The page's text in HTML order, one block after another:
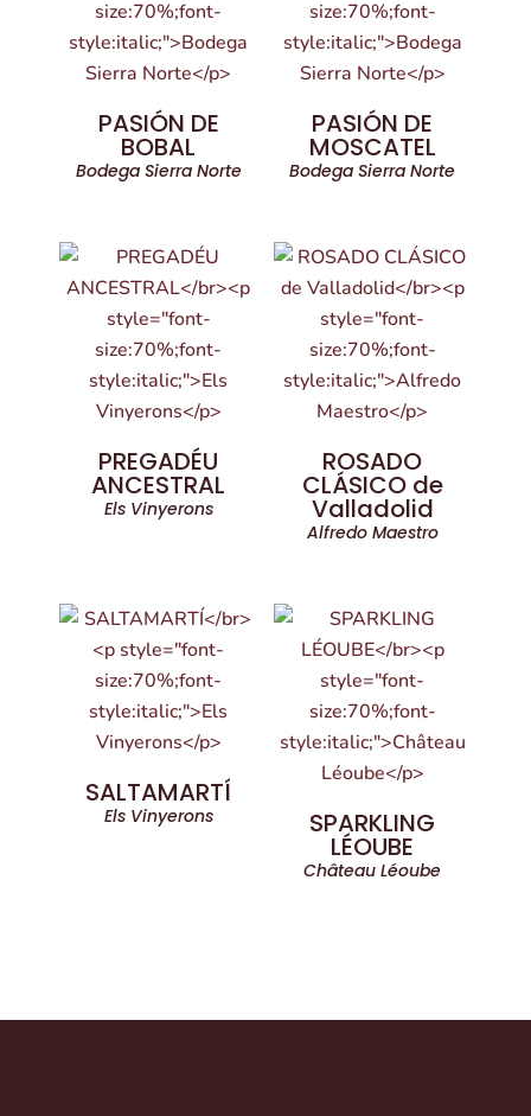
PASIÓN DE
BOBAL
Bodega Sierra Norte
PASIÓN DE
MOSCATEL
Bodega Sierra Norte
PREGADÉU
ANCESTRAL
Els Vinyerons
ROSADO
CLÁSICO de
Valladolid
Alfredo Maestro
SALTAMARTÍ
Els Vinyerons SPARKLING
LÉOUBE
Château Léoube